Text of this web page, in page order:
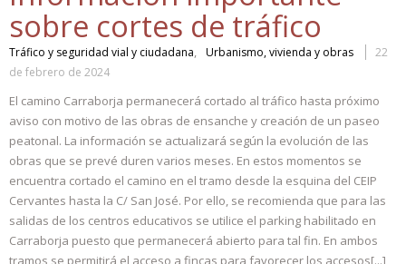
sobre cortes de tráfico
Tráfico y seguridad vial y ciudadana, Urbanismo, vivienda y obras
22
de febrero de 2024
El camino Carraborja permanecerá cortado al tráfico hasta próximo
aviso con motivo de las obras de ensanche y creación de un paseo
peatonal. La información se actualizará según la evolución de las
obras que se prevé duren varios meses. En estos momentos se
encuentra cortado el camino en el tramo desde la esquina del CEIP
Cervantes hasta la C/ San José. Por ello, se recomienda que para las
salidas de los centros educativos se utilice el parking habilitado en
Carraborja puesto que permanecerá abierto para tal fin. En ambos
tramos se permitirá el acceso a fincas para favorecer los accesos[...]